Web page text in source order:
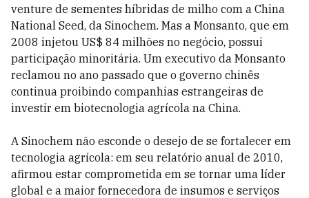
venture de sementes híbridas de milho com a China
National Seed, da Sinochem. Mas a Monsanto, que em
2008 injetou US$ 84 milhões no negócio, possui
participação minoritária. Um executivo da Monsanto
reclamou no ano passado que o governo chinês
continua proibindo companhias estrangeiras de
investir em biotecnologia agrícola na China.
A Sinochem não esconde o desejo de se fortalecer em
tecnologia agrícola: em seu relatório anual de 2010,
afirmou estar comprometida em se tornar uma líder
global e a maior fornecedora de insumos e serviços